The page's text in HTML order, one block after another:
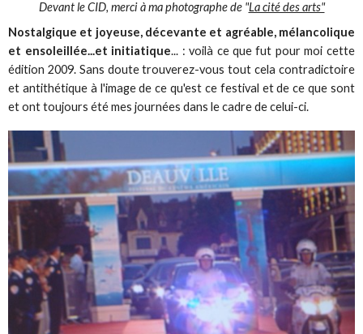
Devant le CID, merci à ma photographe de "La cité des arts"
Nostalgique et joyeuse, décevante et agréable, mélancolique
et ensoleillée...et initiatique... : voilà ce que fut pour moi cette
édition 2009. Sans doute trouverez-vous tout cela contradictoire
et antithétique à l'image de ce qu'est ce festival et de ce que sont
et ont toujours été mes journées dans le cadre de celui-ci.